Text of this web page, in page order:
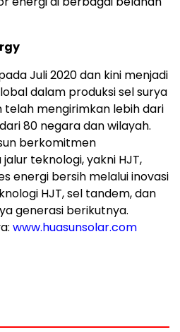
Juli 2020 dan kini menjadi
dalam produksi sel surya
telah mengirimkan lebih dari
80 negara dan wilayah.
berkomitmen
teknologi, yakni HJT,
energi bersih melalui inovasi
HJT, sel tandem, dan
generasi berikutnya.
www.huasunsolar.com